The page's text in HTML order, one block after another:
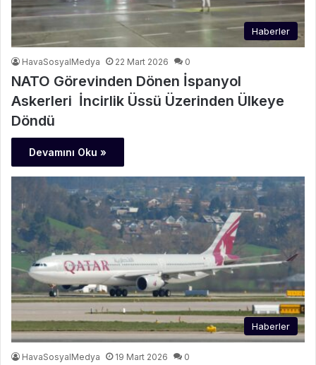
Haberler
HavaSosyalMedya 22 Mart 2026 0
NATO Görevinden Dönen İspanyol
Askerleri İncirlik Üssü Üzerinden Ülkeye
Döndü
Devamını Oku »
Haberler
HavaSosyalMedya 19 Mart 2026 0